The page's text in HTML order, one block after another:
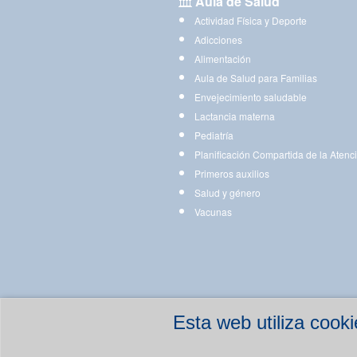
Esta web utiliza
Actividad Física y Deporte
Adicciones
Alimentación
Aula de Salud para Familias
Envejecimiento saludable
Lactancia materna
Pediatría
Planificación Compartida de la
Primeros auxilios
Salud y género
Vacunas